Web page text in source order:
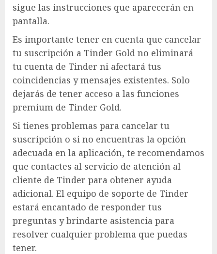
sigue las instrucciones que aparecerán en
pantalla.
Es importante tener en cuenta que cancelar
tu suscripción a Tinder Gold no eliminará
tu cuenta de Tinder ni afectará tus
coincidencias y mensajes existentes. Solo
dejarás de tener acceso a las funciones
premium de Tinder Gold.
Si tienes problemas para cancelar tu
suscripción o si no encuentras la opción
adecuada en la aplicación, te recomendamos
que contactes al servicio de atención al
cliente de Tinder para obtener ayuda
adicional. El equipo de soporte de Tinder
estará encantado de responder tus
preguntas y brindarte asistencia para
resolver cualquier problema que puedas
tener.